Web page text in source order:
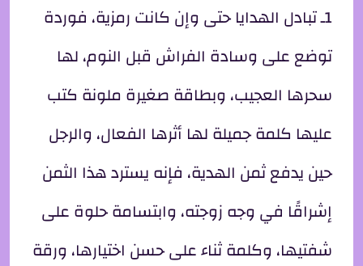
1ـ تبادل الهدايا حتى وإن كانت رمزية، فوردة
توضع على وسادة الفراش قبل النوم، لها
سحرها العجيب، وبطاقة صغيرة ملونة كتب
عليها كلمة جميلة لها أثرها الفعال، والرجل
حين يدفع ثمن الهدية، فإنه يسترد هذا الثمن
إشراقًا في وجه زوجته، وابتسامة حلوة على
شفتيها، وكلمة ثناء على حسن اختيارها، ورقة